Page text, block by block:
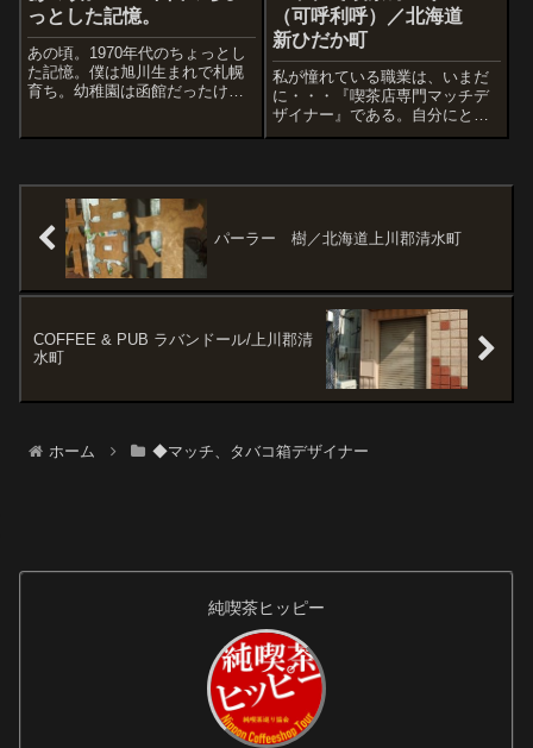
いけど、「お誘い」は嬉しい限
り。ところで大量...
っとした記憶。
あの頃。1970年代のちょっとし
た記憶。僕は旭川生まれで札幌
育ち。幼稚園は函館だったけ
で、藻岩山と、山の中腹に輝く
水力発電所を見な...
（可呼利呼）／北海道
新ひだか町
私が憧れている職業は、いまだ
に・・・『喫茶店専門マッチデ
ザイナー』である。自分にとっ
てこんなに渋くて格好良く、ワ
「喫茶のマッチ」が消え行くス
ードよりも速い。こ...
パーラー 樹／北海道上川郡清水町
COFFEE & PUB ラバンドール/上川郡清
水町
ホーム ◆マッチ、タバコ箱デザイナー
純喫茶ヒッピー